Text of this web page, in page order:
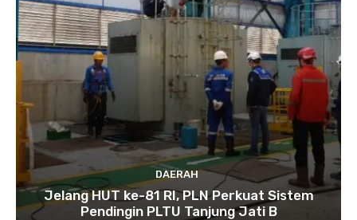
DAERAH
Jelang HUT ke-81 RI, PLN Perkuat Sistem
Pendingin PLTU Tanjung Jati B